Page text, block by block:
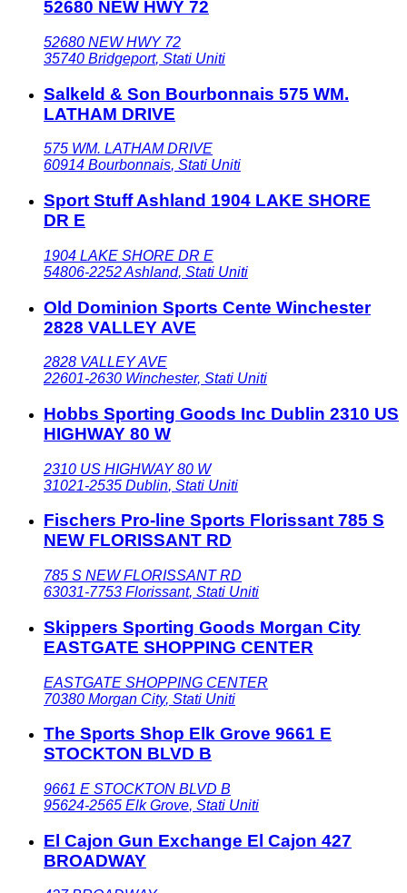
52680 NEW HWY 72
52680 NEW HWY 72
35740 Bridgeport, Stati Uniti
Salkeld & Son Bourbonnais 575 WM.
LATHAM DRIVE
575 WM. LATHAM DRIVE
60914 Bourbonnais, Stati Uniti
Sport Stuff Ashland 1904 LAKE SHORE
DR E
1904 LAKE SHORE DR E
54806-2252Ashland, Stati Uniti
Old Dominion Sports Cente Winchester
2828 VALLEY AVE
2828 VALLEY AVE
22601-2630 Winchester, Stati Uniti
Hobbs Sporting Goods Inc Dublin 2310 US
HIGHWAY 80 W
2310 US HIGHWAY 80 W
31021-2535 Dublin, Stati Uniti
Fischers Pro-line Sports Florissant 785 S
NEW FLORISSANT RD
785 S NEW FLORISSANT RD
63031-7753 Florissant, Stati Uniti
Skippers Sporting Goods Morgan City
EASTGATE SHOPPING CENTER
EASTGATE SHOPPING CENTER
70380 Morgan City, Stati Uniti
The Sports Shop Elk Grove 9661 E
STOCKTON BLVD B
9661 E STOCKTON BLVD B
95624-2565 Elk Grove, Stati Uniti
El Cajon Gun Exchange El Cajon 427
BROADWAY